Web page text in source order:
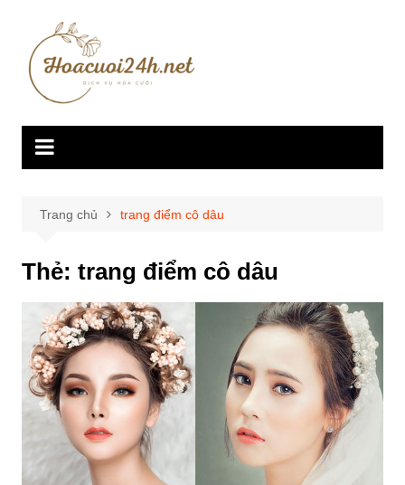
phần
Trang chủ trang điểm cô dâu
Thẻ: trang điểm cô dâu